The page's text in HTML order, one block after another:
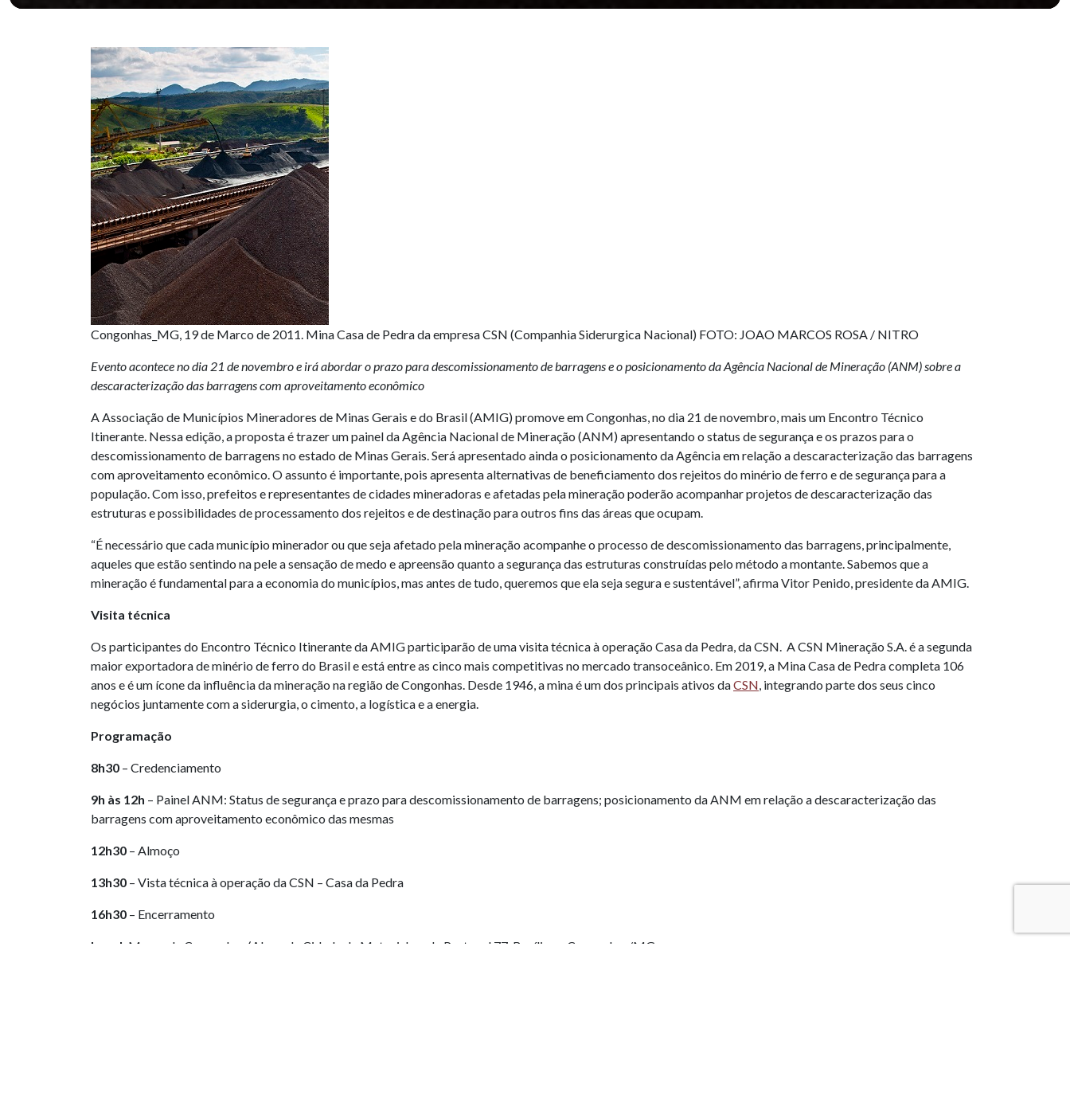
Congonhas_MG, 19 de Marco de 2011. Mina Casa de Pedra da empresa CSN (Companhia Siderurgica Nacional) FOTO: JOAO MARCOS ROSA / NITRO
Evento acontece no dia 21 de novembro e irá abordar o prazo para descomissionamento de barragens e o posicionamento da Agência Nacional de Mineração (ANM) sobre a
descaracterização das barragens com aproveitamento econômico
A Associação de Municípios Mineradores de Minas Gerais e do Brasil (AMIG) promove em Congonhas, no dia 21 de novembro, mais um Encontro Técnico
Itinerante. Nessa edição, a proposta é trazer um painel da Agência Nacional de Mineração (ANM) apresentando o status de segurança e os prazos para o
descomissionamento de barragens no estado de Minas Gerais. Será apresentado ainda o posicionamento da Agência em relação a descaracterização das barragens
com aproveitamento econômico. O assunto é importante, pois apresenta alternativas de beneficiamento dos rejeitos do minério de ferro e de segurança para a
população. Com isso, prefeitos e representantes de cidades mineradoras e afetadas pela mineração poderão acompanhar projetos de descaracterização das
estruturas e possibilidades de processamento dos rejeitos e de destinação para outros fins das áreas que ocupam.
“É necessário que cada município minerador ou que seja afetado pela mineração acompanhe o processo de descomissionamento das barragens, principalmente,
aqueles que estão sentindo na pele a sensação de medo e apreensão quanto a segurança das estruturas construídas pelo método a montante. Sabemos que a
mineração é fundamental para a economia do municípios, mas antes de tudo, queremos que ela seja segura e sustentável”, afirma Vitor Penido, presidente da AMIG.
Visita técnica
Os participantes do Encontro Técnico Itinerante da AMIG participarão de uma visita técnica à operação Casa da Pedra, da CSN. A CSN Mineração S.A. é a segunda
maior exportadora de minério de ferro do Brasil e está entre as cinco mais competitivas no mercado transoceânico. Em 2019, a Mina Casa de Pedra completa 106
anos e é um ícone da influência da mineração na região de Congonhas. Desde 1946, a mina é um dos principais ativos daCSN , integrando parte dos seus cinco
negócios juntamente com a siderurgia, o cimento, a logística e a energia.
Programação
8h30 – Credenciamento
9h às 12h – Painel ANM: Status de segurança e prazo para descomissionamento de barragens; posicionamento da ANM em relação a descaracterização das
barragens com aproveitamento econômico das mesmas
12h30 – Almoço
13h30 – Vista técnica à operação da CSN – Casa da Pedra
16h30 – Encerramento
Local: Museu de Congonhas (Alameda Cidade de Matosinhos de Portugal,77, Basílica – Congonhas/MG